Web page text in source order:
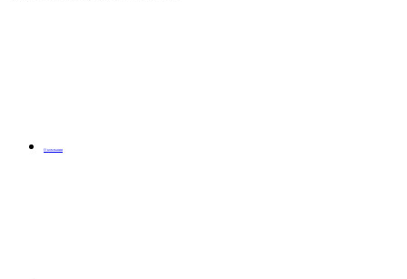
О компании